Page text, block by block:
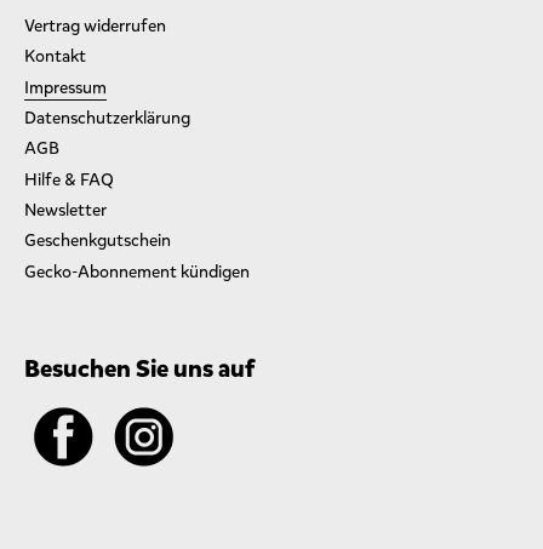
Vertrag widerrufen
Kontakt
Impressum
Datenschutzerklärung
AGB
Hilfe & FAQ
Newsletter
Geschenkgutschein
Gecko-Abonnement kündigen
Besuchen Sie uns auf